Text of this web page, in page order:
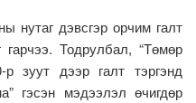
нутаг дэвсгэр орчим галт
гарчээ. Тодрулбал, “Төмөр
зуут дээр галт тэргэнд
гэсэн мэдээлэл өчигдөр